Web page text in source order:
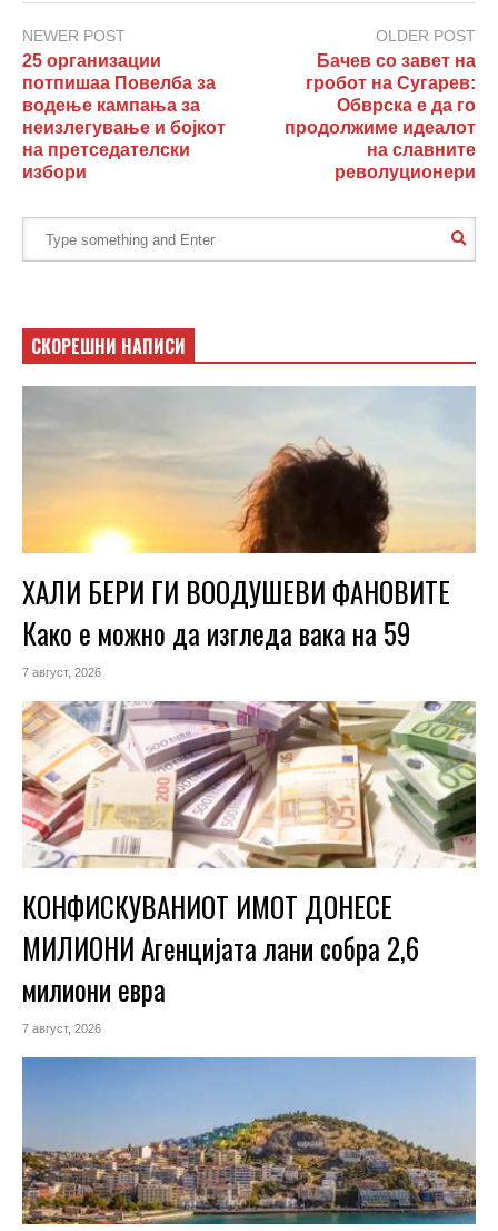
NEWER POST
25 организации
потпишаа Повелба за
водење кампања за
неизлегување и бојкот
на претседателски
избори
OLDER POST
Бачев со завет на
гробот на Сугарев:
Обврска е да го
продолжиме идеалот
на славните
револуционери
СКОРЕШНИ НАПИСИ
ХАЛИ БЕРИ ГИ ВООДУШЕВИ ФАНОВИТЕ
Како е можно да изгледа вака на 59
7 август, 2026
КОНФИСКУВАНИОТ ИМОТ ДОНЕСЕ
МИЛИОНИ Агенцијата лани собра 2,6
милиони евра
7 август, 2026